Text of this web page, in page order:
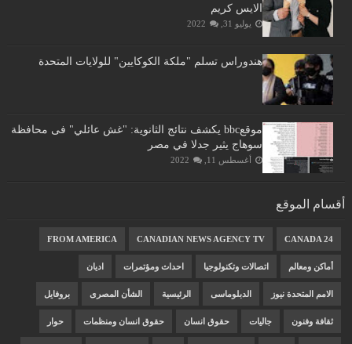
الايس كريم
يوليو 31, 2022
هندوراس تسلم "ملكة الكوكايين" للولايات المتحدة
موقعbbc يكشف نتائج الثانوية: "غش عائلي" فى محافظة
سوهاج يثير جدلا في مصر
أغسطس 11, 2022
أقسام الموقع
CANADA 24
CANADIAN NEWS AGENCY TV
FROM AMERICA
أماكن ومعالم اتصالات وتكنولوجيا احداث ومؤتمرات اديان
الامم المتحدة نيوز الدبلوماسى الرئيسية الشأن المصرى بروفايل
ثقافة وفنون جاليات حقوق انسان حقوق انسان ومنظمات حوار